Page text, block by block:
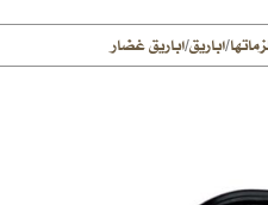
/اباريق/اباريق غضار